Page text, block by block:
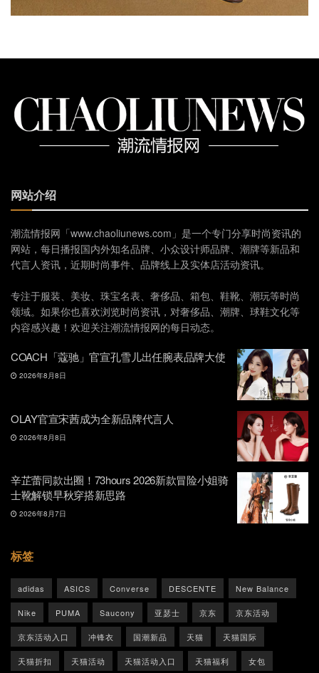
网站介绍
潮流情报网「www.chaoliunews.com」是一个专门分享时尚资讯的
网站，每日播报国内外知名品牌、小众设计师品牌、潮牌等新品和
代言人资讯，近期时尚事件、品牌线上及实体店活动资讯。
专注于服装、美妆、珠宝名表、奢侈品、箱包、鞋靴、潮玩等时尚
领域。如果你也喜欢浏览时尚资讯，对奢侈品、潮牌、球鞋文化等
内容感兴趣！欢迎关注潮流情报网的每日动态。
COACH「蔻驰」官宣孔雪儿出任腕表品牌大使
2026年8月8日
OLAY官宣宋茜成为全新品牌代言人
2026年8月8日
辛芷蕾同款出圈！73hours 2026新款冒险小姐骑
士靴解锁早秋穿搭新思路
2026年8月7日
标签
adidas ASICS Converse DESCENTE New Balance
Nike PUMA Saucony 亚瑟士 京东 京东活动
京东活动入口 冲锋衣 国潮新品 天猫 天猫国际
天猫折扣 天猫活动 天猫活动入口 天猫福利 女包